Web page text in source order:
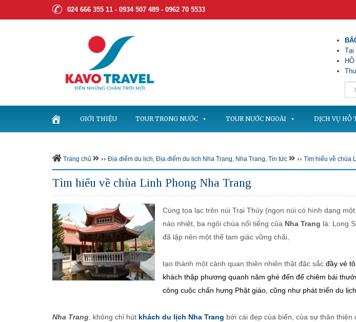
024 666 355 11 - 0934 507 489 - 0962 70 5533
Tại
GIỚI THIỆU TOUR TRONG NƯỚC TOUR NƯỚC NGOÀI DỊCH VỤ HỖ
Trang chủ ›› Địa điểm du lịch, Địa điểm du lịch Nha Trang, Nha Trang, Tin tức ›› Tìm hiểu về chùa
Tìm hiểu về chùa Linh Phong Nha Trang
Cùng tọa lạc trên núi Trại Thủy (ngọn núi có hình dạng
náo nhiệt, ba ngôi chùa nổi tiếng của Nha Trang là: Long
đã lập nên một thế tam giác vững chãi,
tạo thành một cảnh quan thiên nhiên thật đặc sắc đầy vẻ
khách thập phương quanh năm ghé đến để chiêm bái
công cuộc chấn hưng Phật giáo, cũng như phát triển du
Nha Trang , không chỉ hút khách du lịch Nha Trang bới cái đẹp của biển, của sự thân